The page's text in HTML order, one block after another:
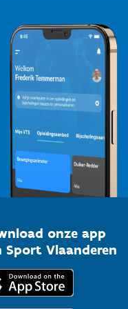
onze app
Sport Vlaanderen